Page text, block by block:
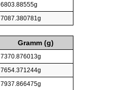
6803.88555g
7087.380781g
Gramm (g)
7370.876013g
7654.371244g
7937.866475g